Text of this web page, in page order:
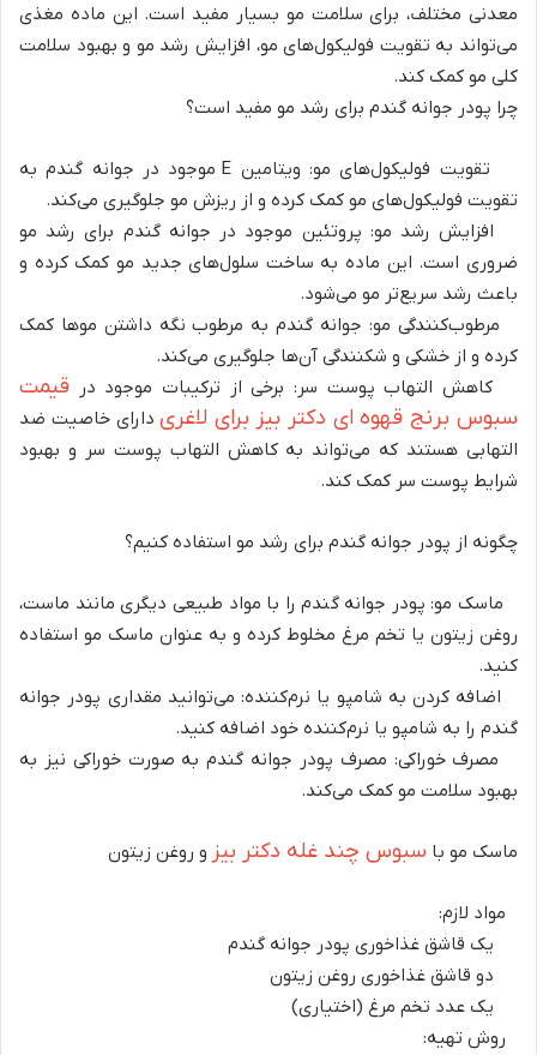
معدنی مختلف، برای سلامت مو بسیار مفید است. این ماده مغذی
می‌تواند به تقویت فولیکول‌های مو، افزایش رشد مو و بهبود سلامت
کلی مو کمک کند.
چرا پودر جوانه گندم برای رشد مو مفید است؟
تقویت فولیکول‌های مو: ویتامین E موجود در جوانه گندم به
تقویت فولیکول‌های مو کمک کرده و از ریزش مو جلوگیری می‌کند.
افزایش رشد مو: پروتئین موجود در جوانه گندم برای رشد مو
ضروری است. این ماده به ساخت سلول‌های جدید مو کمک کرده و
باعث رشد سریع‌تر مو می‌شود.
مرطوب‌کنندگی مو: جوانه گندم به مرطوب نگه داشتن موها کمک
کرده و از خشکی و شکنندگی آن‌ها جلوگیری می‌کند.
کاهش التهاب پوست سر: برخی از ترکیبات موجود در قیمت
سبوس برنج قهوه ای دکتر بیز برای لاغریدارای خاصیت ضد
التهابی هستند که می‌تواند به کاهش التهاب پوست سر و بهبود
شرایط پوست سر کمک کند.
چگونه از پودر جوانه گندم برای رشد مو استفاده کنیم؟
ماسک مو: پودر جوانه گندم را با مواد طبیعی دیگری مانند ماست،
روغن زیتون یا تخم مرغ مخلوط کرده و به عنوان ماسک مو استفاده
کنید.
اضافه کردن به شامپو یا نرم‌کننده: می‌توانید مقداری پودر جوانه
گندم را به شامپو یا نرم‌کننده خود اضافه کنید.
مصرف خوراکی: مصرف پودر جوانه گندم به صورت خوراکی نیز به
بهبود سلامت مو کمک می‌کند.
ماسک مو با سبوس چند غله دكتر بيز و روغن زیتون
مواد لازم:
یک قاشق غذاخوری پودر جوانه گندم
دو قاشق غذاخوری روغن زیتون
یک عدد تخم مرغ (اختیاری)
روش تهیه: